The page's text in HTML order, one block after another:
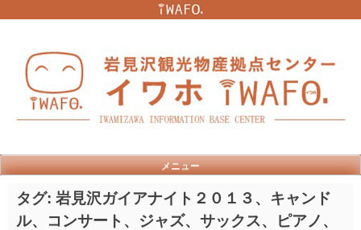
メニュー
タグ: 岩見沢ガイアナイト２０１３、キャンド
ル、コンサート、ジャズ、サックス、ピアノ、